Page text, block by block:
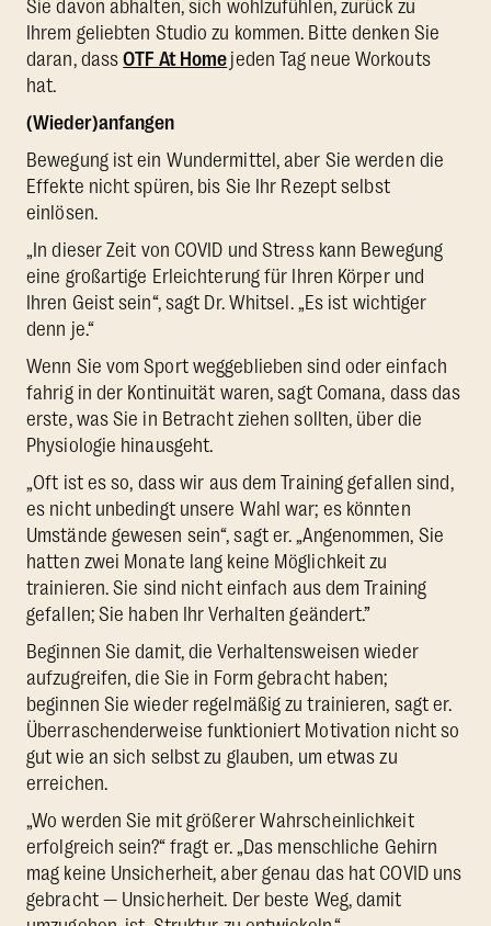
Sie davon abhalten, sich wohlzufühlen, zurück zu
Ihrem geliebten Studio zu kommen. Bitte denken Sie
daran, dassOTF At Home jeden Tag neue Workouts
hat.
(Wieder)anfangen
Bewegung ist ein Wundermittel, aber Sie werden die
Effekte nicht spüren, bis Sie Ihr Rezept selbst
einlösen.
„In dieser Zeit von COVID und Stress kann Bewegung
eine großartige Erleichterung für Ihren Körper und
Ihren Geist sein“, sagt Dr. Whitsel. „Es ist wichtiger
denn je.“
Wenn Sie vom Sport weggeblieben sind oder einfach
fahrig in der Kontinuität waren, sagt Comana, dass das
erste, was Sie in Betracht ziehen sollten, über die
Physiologie hinausgeht.
„Oft ist es so, dass wir aus dem Training gefallen sind,
es nicht unbedingt unsere Wahl war; es könnten
Umstände gewesen sein“, sagt er. „Angenommen, Sie
hatten zwei Monate lang keine Möglichkeit zu
trainieren. Sie sind nicht einfach aus dem Training
gefallen; Sie haben Ihr Verhalten geändert.”
Beginnen Sie damit, die Verhaltensweisen wieder
aufzugreifen, die Sie in Form gebracht haben;
beginnen Sie wieder regelmäßig zu trainieren, sagt er.
Überraschenderweise funktioniert Motivation nicht so
gut wie an sich selbst zu glauben, um etwas zu
erreichen.
„Wo werden Sie mit größerer Wahrscheinlichkeit
erfolgreich sein?“ fragt er. „Das menschliche Gehirn
mag keine Unsicherheit, aber genau das hat COVID uns
gebracht — Unsicherheit. Der beste Weg, damit